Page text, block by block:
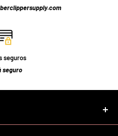
seguros
seguro